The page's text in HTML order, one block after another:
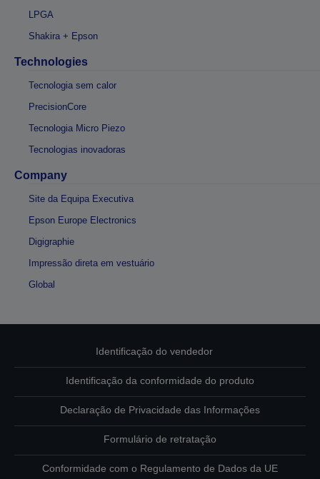
LPGA
Shakira + Epson
Technologies
Tecnologia sem calor
PrecisionCore
Tecnologia Micro Piezo
Tecnologias inovadoras
Company
Site da Equipa Executiva
Epson Europe Electronics
Digigraphie
Impressão direta em vestuário
Global
Identificação do vendedor
Identificação da conformidade do produto
Declaração de Privacidade das Informações
Formulário de retratação
Conformidade com o Regulamento de Dados da UE